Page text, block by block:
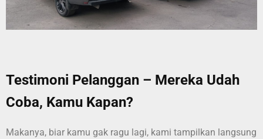
Testimoni Pelanggan – Mereka Udah
Coba, Kamu Kapan?
Makanya, biar kamu gak ragu lagi, kami tampilkan langsung